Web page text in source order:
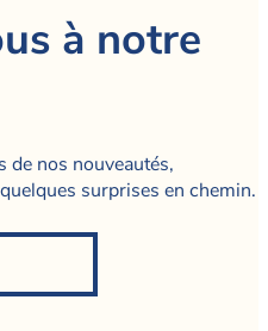
à notre
de nos nouveautés,
surprises en chemin.